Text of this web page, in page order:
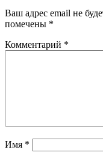
Ваш адрес email не
помечены *
Комментарий *
Имя *